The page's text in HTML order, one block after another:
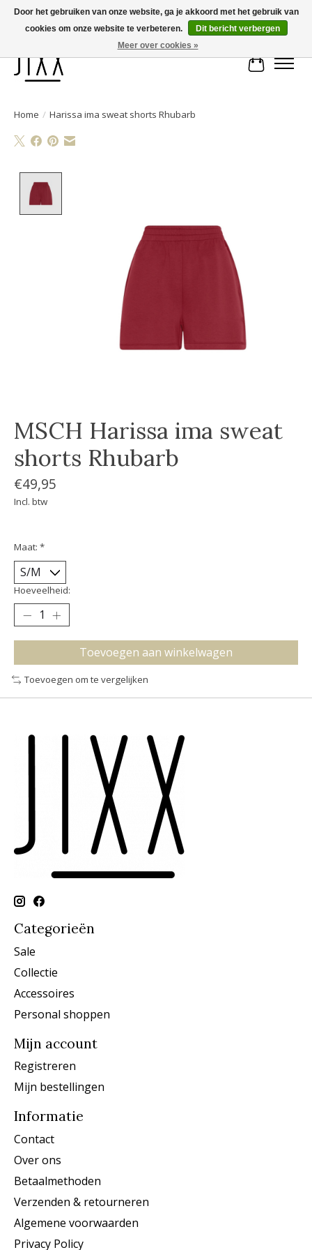
Voor 14.00 uur besteld, vandaag verstuurd | Gratis verzending vanaf € 75
Home / Harissa ima sweat shorts Rhubarb
MSCH Harissa ima sweat
shorts Rhubarb
€49,95
Incl. btw
Maat: *
Hoeveelheid:
Toevoegen aan winkelwagen
Toevoegen om te vergelijken
Categorieën
Sale
Collectie
Accessoires
Personal shoppen
Mijn account
Registreren
Mijn bestellingen
Informatie
Contact
Over ons
Betaalmethoden
Verzenden & retourneren
Algemene voorwaarden
Privacy Policy
Door het gebruiken van onze website, ga je akkoord met het gebruik van
cookies om onze website te verbeteren.
Dit bericht verbergen
Meer over cookies »